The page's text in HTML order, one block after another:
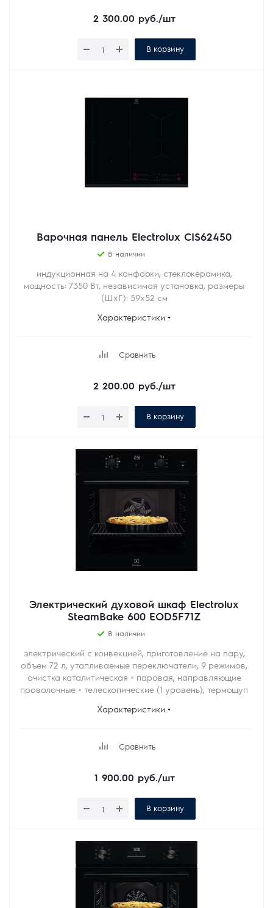
2 300.00 руб./шт
В корзину
Варочная панель Electrolux CIS62450
В наличии
индукционная на 4 конфорки, cтеклокерамика,
мощность: 7350 Вт, независимая установка, размеры
(ШхГ): 59x52 см
Характеристики
Сравнить
2 200.00 руб./шт
В корзину
Электрический духовой шкаф Electrolux
SteamBake 600 EOD5F71Z
В наличии
электрический с конвекцией, приготовление на пару,
объем 72 л, утапливаемые переключатели, 9 режимов,
очистка каталитическая + паровая, направляющие
проволочные + телескопические (1 уровень), термощуп
Характеристики
Сравнить
1 900.00 руб./шт
В корзину